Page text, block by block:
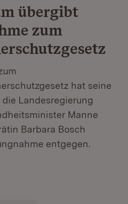
übergibt
zum
hat seine
Landesregierung
Manne
Barbara Bosch
entgegen.